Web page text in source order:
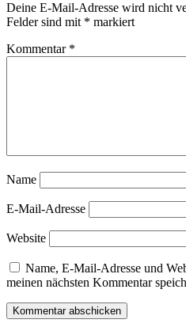
Deine E-Mail-Adresse wird nicht
Felder sind mit * markiert
Kommentar *
Name
E-Mail-Adresse
Website
Name, E-Mail-Adresse und
meinen nächsten Kommentar